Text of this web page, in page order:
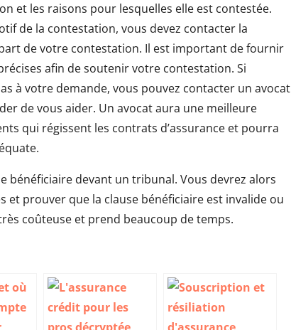
et les raisons pour lesquelles elle est contestée.
de la contestation, vous devez contacter la
de votre contestation. Il est important de fournir
afin de soutenir votre contestation. Si
à votre demande, vous pouvez contacter un avocat
de vous aider. Un avocat aura une meilleure
qui régissent les contrats d’assurance et pourra
bénéficiaire devant un tribunal. Vous devrez alors
prouver que la clause bénéficiaire est invalide ou
coûteuse et prend beaucoup de temps.